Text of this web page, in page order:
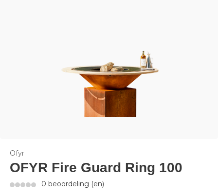
Ofyr
OFYR Fire Guard Ring 100
0 beoordeling (en)